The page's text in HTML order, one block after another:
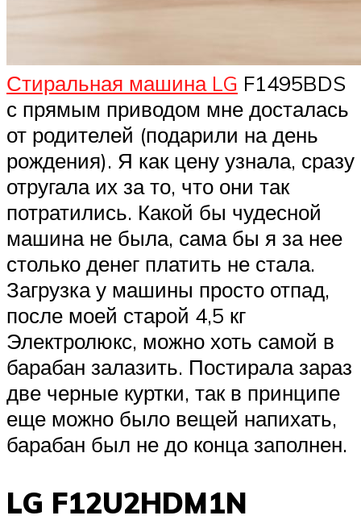
Стиральная машина LG F1495BDS
с прямым приводом мне досталась
от родителей (подарили на день
рождения). Я как цену узнала, сразу
отругала их за то, что они так
потратились. Какой бы чудесной
машина не была, сама бы я за нее
столько денег платить не стала.
Загрузка у машины просто отпад,
после моей старой 4,5 кг
Электролюкс, можно хоть самой в
барабан залазить. Постирала зараз
две черные куртки, так в принципе
еще можно было вещей напихать,
барабан был не до конца заполнен.
LG F12U2HDM1N